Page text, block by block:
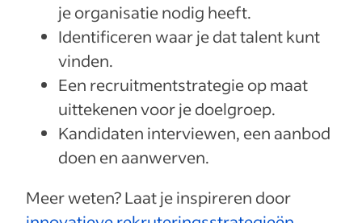
je organisatie nodig heeft.
Identificeren waar je dat talent kunt
vinden.
Een recruitmentstrategie op maat
uittekenen voor je doelgroep.
Kandidaten interviewen, een aanbod
doen en aanwerven.
Meer weten? Laat je inspireren door